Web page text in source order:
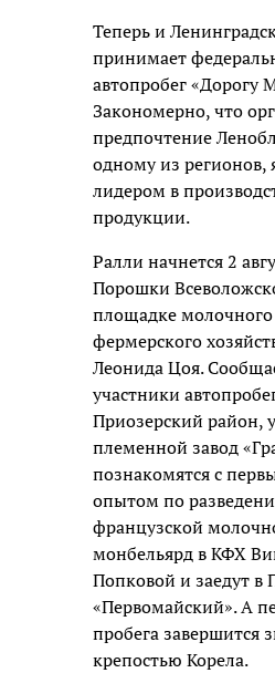
Теперь и
принимает
автопробег «Дорогу
Закономерно, что
предпочтение
одному из
лидером в
продукции.
Ралли начнется 2
Порошки
площадке молочного
фермерского
Леонида Цоя.
участники
Приозерский район,
племенной завод
познакомятся с
опытом по
французской
монбельярд в КФХ
Попковой и заедут в
«Первомайский». А
пробега завершится
крепостью Корела.